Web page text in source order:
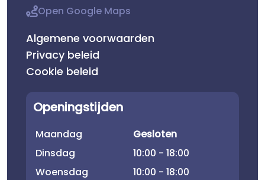
Open Google Maps
Algemene voorwaarden
Privacy beleid
Cookie beleid
Openingstijden
Maandag
Gesloten
Dinsdag
10:00 - 18:00
Woensdag
10:00 - 18:00